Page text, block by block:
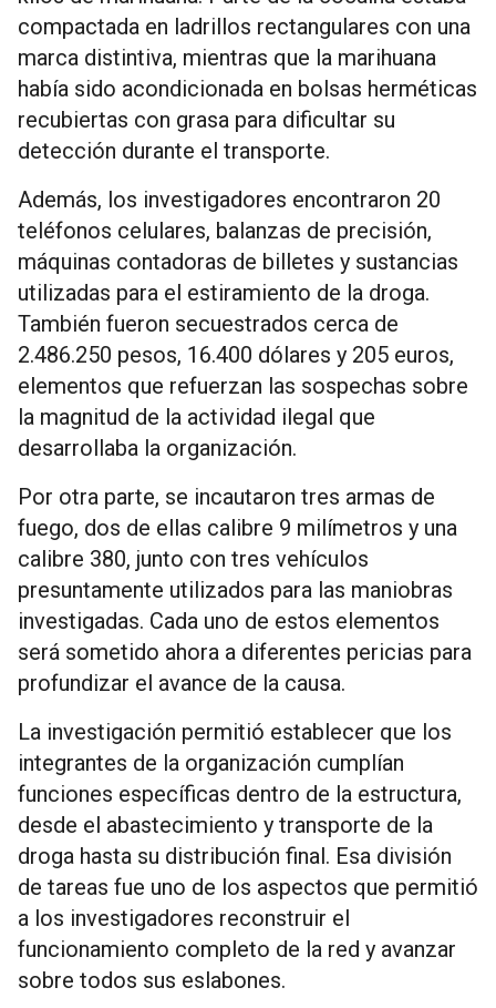
compactada en ladrillos rectangulares con una
marca distintiva, mientras que la marihuana
había sido acondicionada en bolsas herméticas
recubiertas con grasa para dificultar su
detección durante el transporte.
Además, los investigadores encontraron 20
teléfonos celulares, balanzas de precisión,
máquinas contadoras de billetes y sustancias
utilizadas para el estiramiento de la droga.
También fueron secuestrados cerca de
2.486.250 pesos, 16.400 dólares y 205 euros,
elementos que refuerzan las sospechas sobre
la magnitud de la actividad ilegal que
desarrollaba la organización.
Por otra parte, se incautaron tres armas de
fuego, dos de ellas calibre 9 milímetros y una
calibre 380, junto con tres vehículos
presuntamente utilizados para las maniobras
investigadas. Cada uno de estos elementos
será sometido ahora a diferentes pericias para
profundizar el avance de la causa.
La investigación permitió establecer que los
integrantes de la organización cumplían
funciones específicas dentro de la estructura,
desde el abastecimiento y transporte de la
droga hasta su distribución final. Esa división
de tareas fue uno de los aspectos que permitió
a los investigadores reconstruir el
funcionamiento completo de la red y avanzar
sobre todos sus eslabones.